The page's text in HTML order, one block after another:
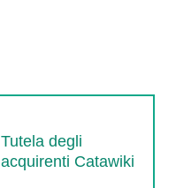
Tutela degli
acquirenti Catawiki